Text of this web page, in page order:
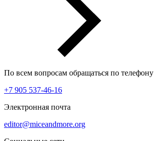
По всем вопросам обращаться по телефону
+7 905 537-46-16
Электронная почта
editor@miceandmore.org